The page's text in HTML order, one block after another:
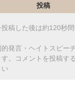
稿した後は約120秒
発言・ヘイトスピー
。コメントを投稿す